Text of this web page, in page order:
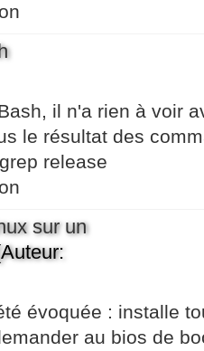
il n'a rien à voir
le résultat des
release
sur un
évoquée : installe
au bios de